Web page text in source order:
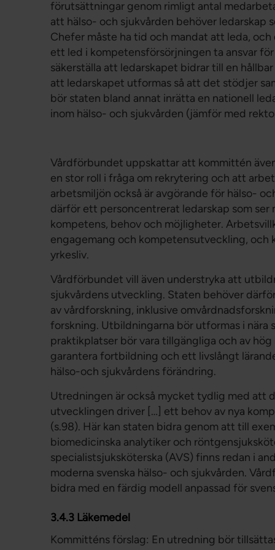
förutsättningar genom rimligt antal
att hälso- och sjukvården behöver ledarskap
Chefer måste ha tid och mandat att leda,
ett led i kompetensförsörjningen ta ansvar
säkerställa att ledarskapet bidrar till en
att ledarskapet utformas så att det stödjer
bör staten bland annat inrätta en nationell
inom hälso- och sjukvården (jämför med
Vårdförbundet uppskattar att kommittén
en stor roll i fråga om rekrytering och att
arbetsmiljön också är avgörande för hälso-
därför ett personcentrerat ledarskap som ser
kompetens, behov och möjligheter.
engagemang och kompetensutveckling,
yrkesliv.
Vårdförbundet vill även understryka att
sjukvårdens utveckling. Staten behöver
av vårdforskning, inklusive
forskning. Utbildningarna bör utformas i nära
praktikplatser bör vara tillgängliga och av
garantera fortbildning och ett livslångt
hälso-och sjukvårdens förändring.
Utredningen är också mycket tydlig med att
utvecklingen driver […] ett behov av nya
(s.98). Här kan staten bidra genom att till
biomedicinska analytiker och
specialistsjuksköterska (AVS) finns redan i
moderna svenska hälso- och sjukvården.
bidra med en färdig modell anpassad för
3.4.3 Läkemedel
Kommitténs förslag: En utredning bör